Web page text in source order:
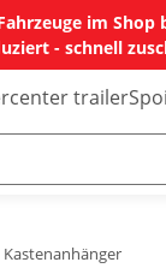
im Shop
- schnell
Kastenanhänger